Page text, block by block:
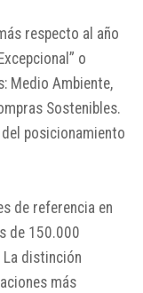
respecto al año
o
Medio Ambiente,
Sostenibles.
posicionamiento
de referencia en
de 150.000
La distinción
más